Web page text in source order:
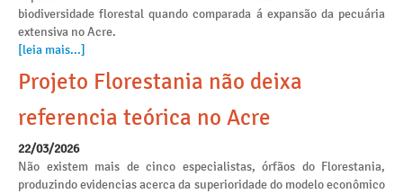
biodiversidade florestal quando comparada á expansão da pecuária
extensiva no Acre.
[leia mais...]
Projeto Florestania não deixa
referencia teórica no Acre
22/03/2026
Não existem mais de cinco especialistas, órfãos do Florestania,
produzindo evidencias acerca da superioridade do modelo econômico